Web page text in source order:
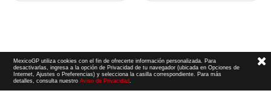
MexicoGP utiliza cookies con el fin de ofrecerte información personalizada. Para
desactivarlas, ingresa a la opción de Privacidad de tu navegador (ubicada en Opciones de
Internet, Ajustes o Preferencias) y selecciona la casilla correspondiente. Para más
detalles, consulta nuestroAviso de Privacidad.